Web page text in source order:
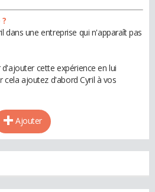
dans une entreprise qui n'apparaît pas
cette expérience en lui
cela ajoutez d'abord Cyril à vos
Ajouter